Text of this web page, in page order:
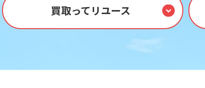
買取ってリユース